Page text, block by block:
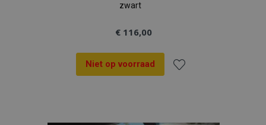
zwart
€ 116,00
Niet op voorraad